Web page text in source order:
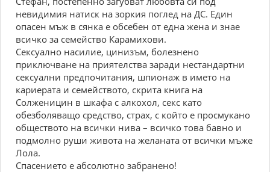
невидимия натиск на зоркия поглед на ДС. Един
опасен мъж в сянка е обсебен от една жена и знае
всичко за семейство Карамихови.
Сексуално насилие, цинизъм, болезнено
приключване на приятелства заради нестандартни
сексуални предпочитания, шпионаж в името на
кариерата и семейството, скрита книга на
Солженицин в шкафа с алкохол, секс като
обезболяващо средство, страх, с който е просмукано
обществото на всички нива – всичко това бавно и
подмолно руши живота на желаната от всички мъже
Лола.
Спасението е абсолютно забранено!